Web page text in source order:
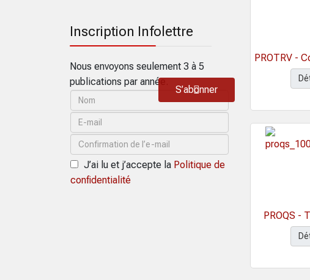
Inscription Infolettre
Nous envoyons seulement 3 à 5
publications par année.
J’ai lu et j’accepte la Politique de
confidentialité
S’abonner
PROTRV -
PROQS -